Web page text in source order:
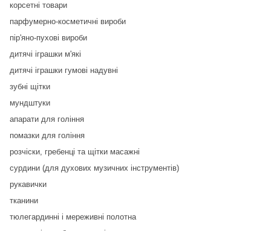
корсетні товари
парфумерно-косметичні вироби
пір'яно-пухові вироби
дитячі іграшки м'які
дитячі іграшки гумові надувні
зубні щітки
мундштуки
апарати для гоління
помазки для гоління
розчіски, гребенці та щітки масажні
сурдини (для духових музичних інструментів)
рукавички
тканини
тюлегардинні і мереживні полотна